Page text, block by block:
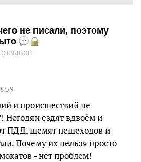
не писали, поэтому
и происшествий не
Негодяи ездят вдвоём и
ПДД, щемят пешеходов и
Почему их нельзя просто
- нет проблем!